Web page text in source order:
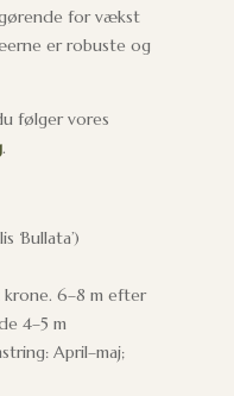
for vækst
er robuste og
følger vores
.
‘Bullata’)
6–8 m efter
4–5 m
April–maj;